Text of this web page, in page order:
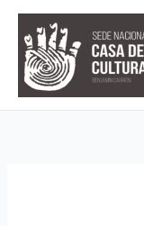
contenido